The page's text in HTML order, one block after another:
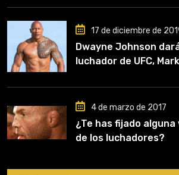
clave en mi carrera»
17 de diciembre de
Dwayne Johnson
luchador de UFC,
4 de marzo de 2017
¿Te has fijado
de los luchadores?